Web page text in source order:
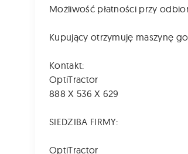
Możliwość płatności przy
Kupujący otrzymuję maszynę
Kontakt:
OptiTractor
888 X 536 X 629
SIEDZIBA FIRMY:
OptiTractor